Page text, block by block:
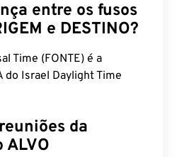
entre os fusos
e DESTINO?
Time (FONTE) é a
do Israel Daylight Time
da
ALVO